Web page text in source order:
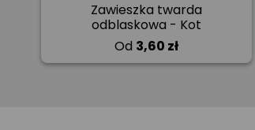
Zawieszka twarda
odblaskowa - Kot
Od 3,60 zł